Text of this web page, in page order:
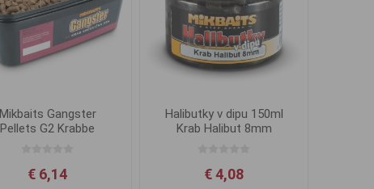
Mikbaits Gangster
Pellets G2 Krabbe
€ 6,14
Halibutky v dipu 150ml
Krab Halibut 8mm
€ 4,08